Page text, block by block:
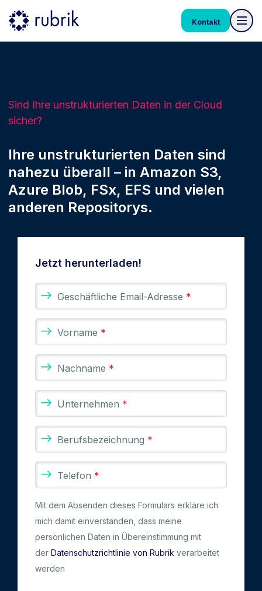
Kontakt
Sind Ihre unstrukturierten Daten in der Cloud
sicher?
Ihre unstrukturierten Daten sind
nahezu überall – in Amazon S3,
Azure Blob, FSx, EFS und vielen
anderen Repositorys.
Jetzt herunterladen!
Geschäftliche Email-Adresse *
Vorname *
Nachname *
Unternehmen *
Berufsbezeichnung *
Telefon *
Mit dem Absenden dieses Formulars erkläre ich
mich damit einverstanden, dass meine
persönlichen Daten in Übereinstimmung mit
der Datenschutzrichtlinie von Rubrik verarbeitet
werden